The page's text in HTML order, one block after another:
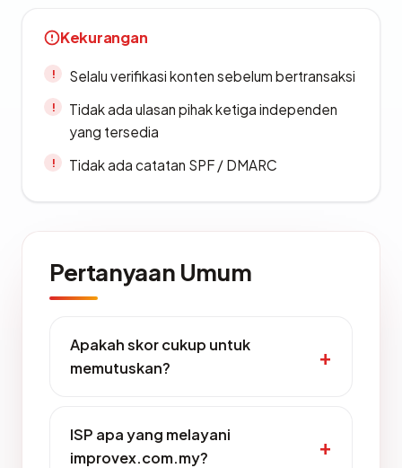
Kekurangan
Selalu verifikasi konten sebelum bertransaksi
Tidak ada ulasan pihak ketiga independen
yang tersedia
Tidak ada catatan SPF / DMARC
Pertanyaan Umum
Apakah skor cukup untuk
memutuskan?
ISP apa yang melayani
improvex.com.my?